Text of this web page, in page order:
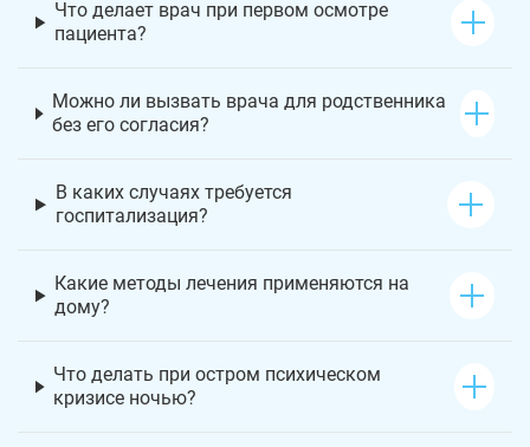
Что делает врач при первом осмотре
пациента?
Можно ли вызвать врача для родственника
без его согласия?
В каких случаях требуется
госпитализация?
Какие методы лечения применяются на
дому?
Что делать при остром психическом
кризисе ночью?